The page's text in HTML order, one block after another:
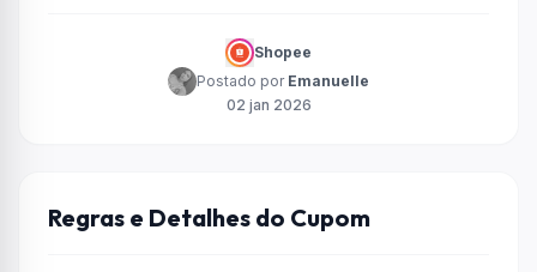
Shopee
Postado por Emanuelle
02 jan 2026
Regras e Detalhes do Cupom